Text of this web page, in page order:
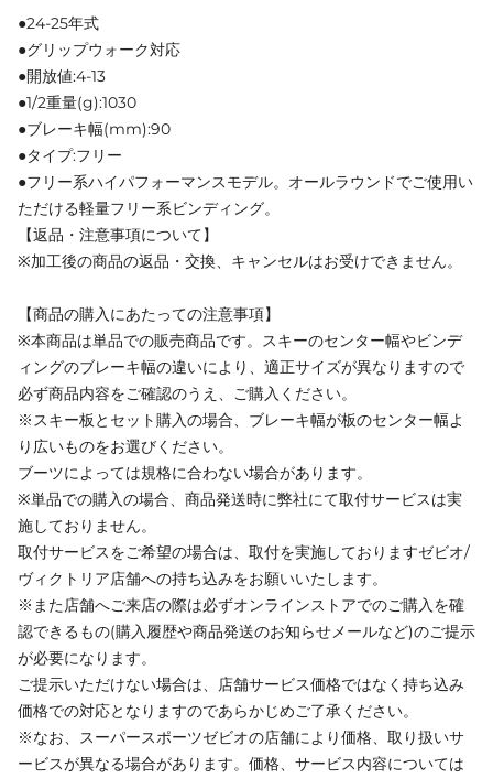
●24-25年式
●グリップウォーク対応
●開放値:4-13
●1/2重量(g):1030
●ブレーキ幅(mm):90
●タイプ:フリー
●フリー系ハイパフォーマンスモデル。オールラウンドでご使用い
ただける軽量フリー系ビンディング。
【返品・注意事項について】
※加工後の商品の返品・交換、キャンセルはお受けできません。
【商品の購入にあたっての注意事項】
※本商品は単品での販売商品です。スキーのセンター幅やビンデ
ィングのブレーキ幅の違いにより、適正サイズが異なりますので
必ず商品内容をご確認のうえ、ご購入ください。
※スキー板とセット購入の場合、ブレーキ幅が板のセンター幅よ
り広いものをお選びください。
ブーツによっては規格に合わない場合があります。
※単品での購入の場合、商品発送時に弊社にて取付サービスは実
施しておりません。
取付サービスをご希望の場合は、取付を実施しておりますゼビオ/
ヴィクトリア店舗への持ち込みをお願いいたします。
※また店舗へご来店の際は必ずオンラインストアでのご購入を確
認できるもの(購入履歴や商品発送のお知らせメールなど)のご提示
が必要になります。
ご提示いただけない場合は、店舗サービス価格ではなく持ち込み
価格での対応となりますのであらかじめご了承ください。
※なお、スーパースポーツゼビオの店舗により価格、取り扱いサ
ービスが異なる場合があります。価格、サービス内容については